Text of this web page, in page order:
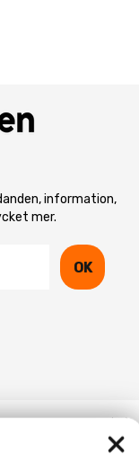
information,
mer.
OK